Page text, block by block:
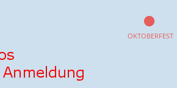
OKTOBERFEST